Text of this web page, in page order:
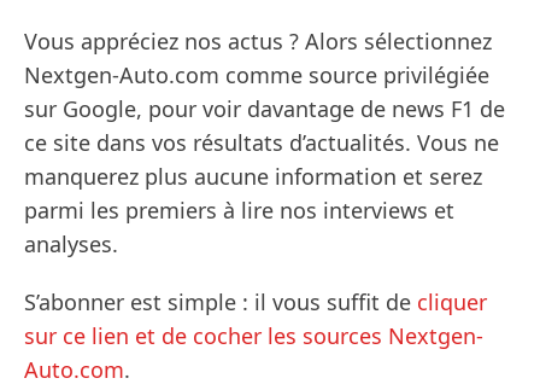
Vous appréciez nos actus ? Alors sélectionnez
Nextgen-Auto.com comme source privilégiée
sur Google, pour voir davantage de news F1 de
ce site dans vos résultats d’actualités. Vous ne
manquerez plus aucune information et serez
parmi les premiers à lire nos interviews et
analyses.
S’abonner est simple : il vous suffit de cliquer
sur ce lien et de cocher les sources Nextgen-
Auto.com.